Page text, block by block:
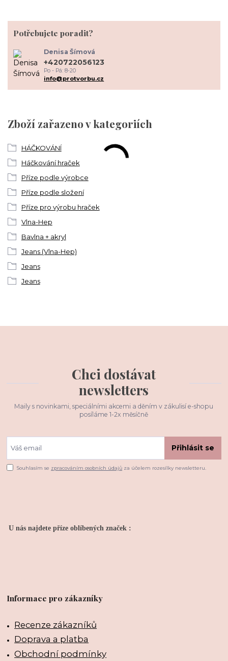
Zboží zařazeno v kategoriích
HÁČKOVÁNÍ
Háčkování hraček
Příze podle výrobce
Příze podle složení
Příze pro výrobu hraček
Vlna-Hep
Bavlna + akryl
Jeans (Vlna-Hep)
Jeans
Jeans
Potřebujete poradit?
Denisa Šímová
+420722056123
Po - Pá: 8-20
info@protvorbu.cz
Chci dostávat
newsletters
Maily s novinkami, speciálními akcemi a děním v zákulisí e-shopu
posíláme 1-2x měsíčně
Přihlásit se
Souhlasím se zpracováním osobních údajů za účelem rozesílky newsletteru.
U nás najdete příze oblíbených značek :
Informace pro zákazníky
Recenze zákazníků
Doprava a platba
Obchodní podmínky